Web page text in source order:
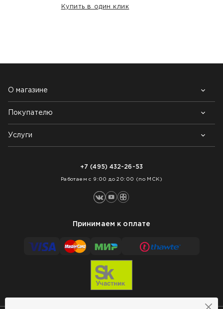
Купить в один клик
О магазине
Почему выбирают нас
Контакты
Блог
Покупателю
Возврат товара
Как заказать
Услуги
+7 (495) 432-26-53
Работаем с 9:00 до 20:00 (по МСК)
Принимаем к оплате